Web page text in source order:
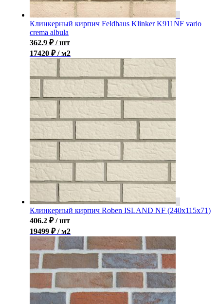
Клинкерный кирпич Feldhaus Klinker K911NF vario
crema albula
362.9 ₽ / шт
17420 ₽ / м2
Клинкерный кирпич Roben ISLAND NF (240x115x71)
406.2 ₽ / шт
19499 ₽ / м2